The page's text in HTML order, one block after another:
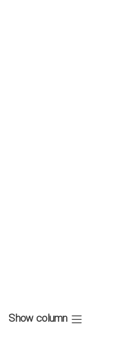
Show column